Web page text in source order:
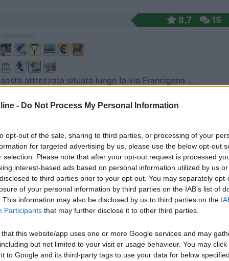
- Do Not Process My Personal Information
opt-out of the sale, sharing to third parties, or processing of your
for targeted advertising by us, please use the below opt-out
selection. Please note that after your opt-out request is processed
interest-based ads based on personal information utilized by us
to third parties prior to your opt-out. You may separately
of your personal information by third parties on the IAB’s list of
This information may also be disclosed by us to third parties on the
Participants that may further disclose it to other third parties.
that this website/app uses one or more Google services and may
but not limited to your visit or usage behaviour. You may
to Google and its third-party tags to use your data for below
8,7 15
attrezzata situata lungo la via Francigena ...
dei Combattenti
7,2
Posizione
tra le colline della Val d’Orcia e a circa 2 km...
(SI) - 15.2km
- Passo del Lume Spento
9,5 2
Posizione